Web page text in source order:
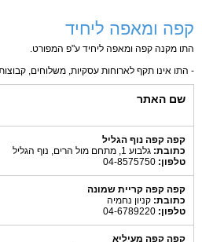
קפה ומאפה ליחיד
התו מקנה קפה ומאפה ליחיד ע"פ המפורט.
- התו אינו תקף לארוחות עסקיות, משלוחים, קבוצות
שם האתר
קפה קפה נוף הגליל
כתובת: גלבוע 1, מתחם מול הרים, נוף הגליל
טלפון:
קפה קפה קריית שמונה
כתובת: קניון נחמיה
טלפון:
קפה קפה מעיליא